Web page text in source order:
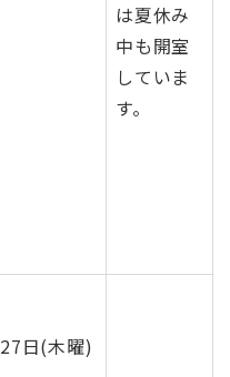
は夏休み
中も開室
していま
す。
27日(木曜)